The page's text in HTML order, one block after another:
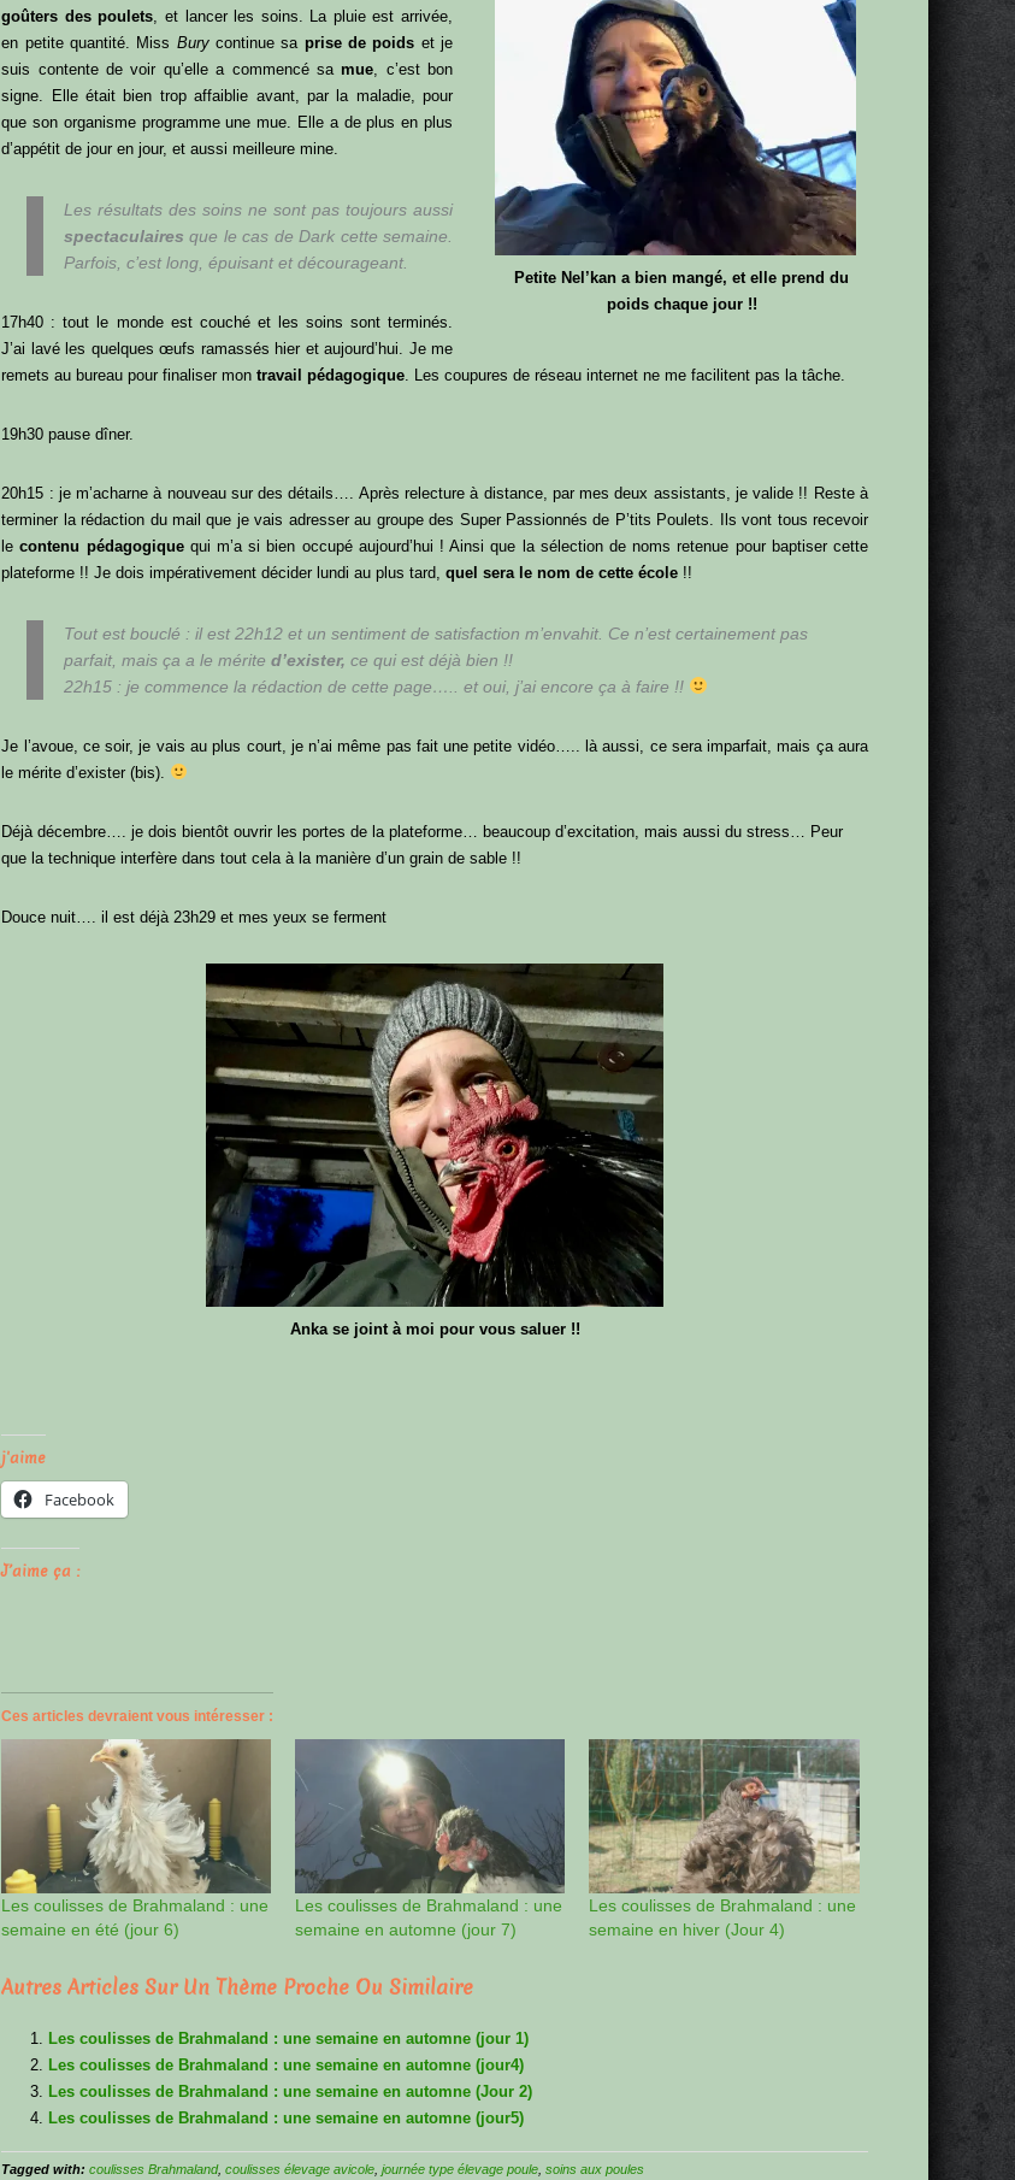
Petite Nel’kan a bien mangé, et elle prend du
poids chaque jour !!
goûters des poulets , et lancer les soins. La pluie est arrivée,
en petite quantité. Miss Burycontinue sa prise de poids et je
suis contente de voir qu’elle a commencé samue , c’est bon
signe. Elle était bien trop affaiblie avant, par la maladie, pour
que son organisme programme une mue. Elle a de plus en plus
d’appétit de jour en jour, et aussi meilleure mine.
Les résultats des soins ne sont pas toujours aussi
spectaculaires que le cas de Dark cette semaine.
Parfois, c’est long, épuisant et décourageant.
17h40 : tout le monde est couché et les soins sont terminés.
J’ai lavé les quelques œufs ramassés hier et aujourd’hui. Je me
remets au bureau pour finaliser montravail pédagogique . Les coupures de réseau internet ne me facilitent pas la tâche.
19h30 pause dîner.
20h15 : je m’acharne à nouveau sur des détails…. Après relecture à distance, par mes deux assistants, je valide !! Reste à
terminer la rédaction du mail que je vais adresser au groupe des Super Passionnés de P’tits Poulets. Ils vont tous recevoir
lecontenu pédagogiquequi m’a si bien occupé aujourd’hui ! Ainsi que la sélection de noms retenue pour baptiser cette
plateforme !! Je dois impérativement décider lundi au plus tard,quel sera le nom de cette école !!
Tout est bouclé : il est 22h12 et un sentiment de satisfaction m’envahit. Ce n’est certainement pas
parfait, mais ça a le mérite d’exister, ce qui est déjà bien !!
22h15 : je commence la rédaction de cette page….. et oui, j’ai encore ça à faire !!
Je l’avoue, ce soir, je vais au plus court, je n’ai même pas fait une petite vidéo….. là aussi, ce sera imparfait, mais ça aura
le mérite d’exister (bis).
Déjà décembre…. je dois bientôt ouvrir les portes de la plateforme… beaucoup d’excitation, mais aussi du stress… Peur
que la technique interfère dans tout cela à la manière d’un grain de sable !!
Douce nuit…. il est déjà 23h29 et mes yeux se ferment
Anka se joint à moi pour vous saluer !!
j'aime
Facebook
J’aime ça :
Ces articles devraient vous intéresser :
Les coulisses de Brahmaland : une
semaine en été (jour 6)
Les coulisses de Brahmaland : une
semaine en automne (jour 7)
Les coulisses de Brahmaland : une
semaine en hiver (Jour 4)
Autres Articles Sur Un Thème Proche Ou Similaire
Les coulisses de Brahmaland : une semaine en automne (jour 1)
Les coulisses de Brahmaland : une semaine en automne (jour4)
Les coulisses de Brahmaland : une semaine en automne (Jour 2)
Les coulisses de Brahmaland : une semaine en automne (jour5)
Tagged with: coulisses Brahmaland,coulisses élevage avicole ,journée type élevage poule ,soins aux poules